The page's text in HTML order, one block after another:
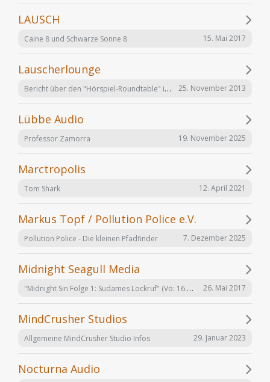
LAUSCH
Caine 8 und Schwarze Sonne 8 15. Mai 2017
Lauscherlounge
Bericht über den "Hörspiel-Roundtable" im Lauschermagazin 25. November 2013
Lübbe Audio
Professor Zamorra 19. November 2025
Marctropolis
Tom Shark 12. April 2021
Markus Topf / Pollution Police e.V.
Pollution Police - Die kleinen Pfadfinder 7. Dezember 2025
Midnight Seagull Media
"Midnight Sin Folge 1: Sudames Lockruf" (Vö: 16.06.2017) 26. Mai 2017
MindCrusher Studios
Allgemeine MindCrusher Studio Infos 29. Januar 2023
Nocturna Audio